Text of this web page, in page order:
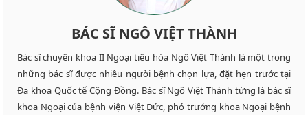
BÁC SĨ NGÔ VIỆT THÀNH
Bác sĩ chuyên khoa II Ngoại tiêu hóa Ngô Việt Thành là một trong
những bác sĩ được nhiều người bệnh chọn lựa, đặt hẹn trước tại
Đa khoa Quốc tế Cộng Đồng. Bác sĩ Ngô Việt Thành từng là bác sĩ
khoa Ngoại của bệnh viện Việt Đức, phó trưởng khoa Ngoại bệnh